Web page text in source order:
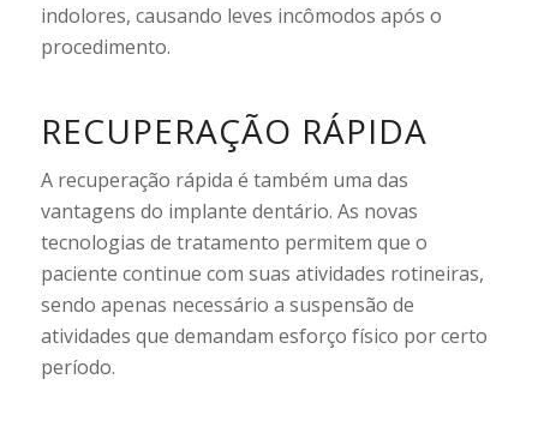
indolores, causando leves incômodos após o
procedimento.
RECUPERAÇÃO RÁPIDA
A recuperação rápida é também uma das
vantagens do implante dentário. As novas
tecnologias de tratamento permitem que o
paciente continue com suas atividades rotineiras,
sendo apenas necessário a suspensão de
atividades que demandam esforço físico por certo
período.